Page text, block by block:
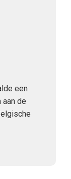
een
de